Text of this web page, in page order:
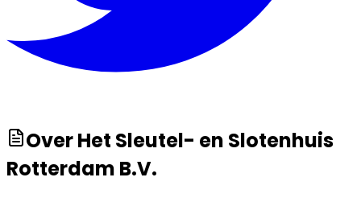
OverHet Sleutel- en Slotenhuis
Rotterdam B.V.